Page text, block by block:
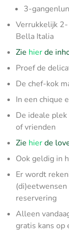
3-
Verrukkelijk
Bella Italia
Zie hierde
Proef de
De chef-kok
In een chique
De ideale
of vrienden
Zie hierde
Ook geldig in
Er wordt
reservering
Alleen
gratis kans op